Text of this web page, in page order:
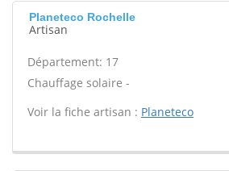
Planeteco Rochelle
Artisan
Département: 17
Chauffage solaire -
Voir la fiche artisan : Planeteco